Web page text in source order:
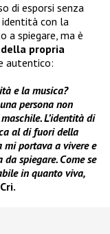
di esporsi senza
identità con la
a spiegare, ma è
propria
autentico:
e la musica?
persona non
L’identità di
al di fuori della
mi portava a vivere e
spiegare. Come se
in quanto viva,